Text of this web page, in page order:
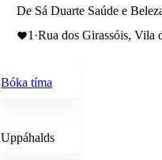
De Sá Duarte Saúde e
1 ·Rua dos Girassóis, Vila
Bóka tíma
Uppáhalds